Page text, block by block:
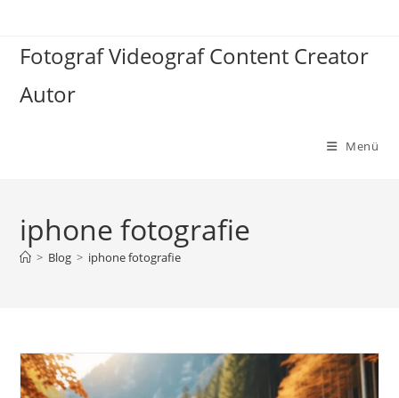
springen
Fotograf Videograf Content Creator
Autor
Menü
iphone fotografie
> Blog > iphone fotografie